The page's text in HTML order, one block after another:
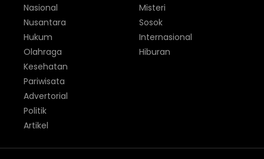
Nasional
Nusantara
Hukum
Olahraga
Misteri
Sosok
Internasional
Hiburan
Kesehatan
Pariwisata
Advertorial
Politik
Artikel